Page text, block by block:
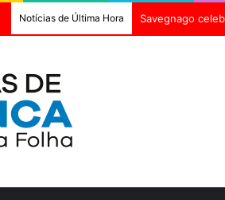
Notícias de Última Hora